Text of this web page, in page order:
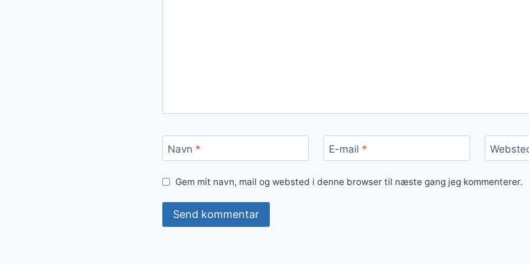
Navn * E-mail *
Gem mit navn, mail og websted i denne browser til næste gang jeg kommenterer.